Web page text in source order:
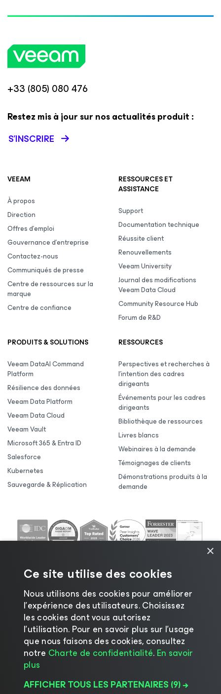
+33 (805) 080 476
Restez mis à jour sur nos actualités produit :
S’INSCRIRE
VEEAM
À propos
Direction
Offres d’emploi
Gouvernance d’entreprise
Contactez-nous
Communiqués de presse
Centre de ressources sur la
marque
Centre de confiance
RESSOURCES ET
ASSISTANCE
Support
Documentation technique
Réussite client
Renouvellements
Veeam University
Journal des modifications
Veeam Data Cloud
Community Resource Hub
Forum de R&D
PRODUITS & SOLUTIONS
Veeam DataAI Command
Platform
Résilience des données
Veeam Data Platform
Veeam Data Cloud
Veeam Vault
Microsoft 365 & Entra ID
Salesforce
Kubernetes
Sauvegarde & Réplication
RESSOURCES
Perspectives et recherches à
l’intention des cadres
dirigeants
Événements pour les cadres
dirigeants
Bibliothèque de ressources
Livres blancs
Webinaires à la demande
Témoignages de clients
Démonstrations produits à la
demande
©2026 Veeam ® Software |Politique de
confidentialité|Politique d’utilisation des cookies
Secteur juridique|Politique de licences|
×
Ce site utilise des cookies
Nous utilisons des cookies pour améliorer
l’expérience des utilisateurs. Choisissez
les cookies dont vous autorisez
l’utilisation. Pour en savoir plus sur l’usage
que nous faisons des cookies, consultez
notre Charte de confidentialité. En savoir
plus
AFFICHER TOUS LES PARTENAIRES (9) →